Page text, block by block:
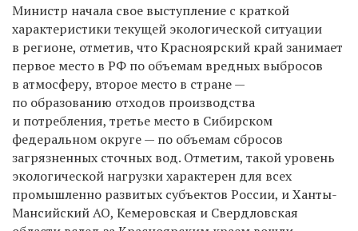
Министр начала свое выступление с краткой
характеристики текущей экологической ситуации
в регионе, отметив, что Красноярский край занимает
первое место в РФ по объемам вредных выбросов
в атмосферу, второе место в стране —
по образованию отходов производства
и потребления, третье место в Сибирском
федеральном округе — по объемам сбросов
загрязненных сточных вод. Отметим, такой уровень
экологической нагрузки характерен для всех
промышленно развитых субъектов России, и Ханты-
Мансийский АО, Кемеровская и Свердловская